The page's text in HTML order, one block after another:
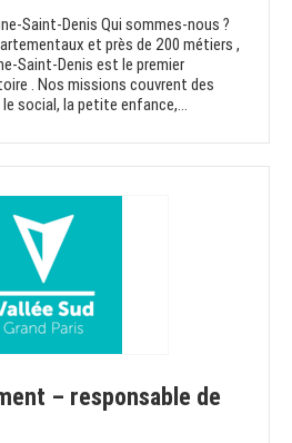
Saint-Denis Qui sommes-nous ?
et près de 200 métiers ,
Saint-Denis est le premier
. Nos missions couvrent des
social, la petite enfance,...
– responsable de